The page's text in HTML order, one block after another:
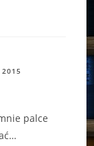
2015
palce